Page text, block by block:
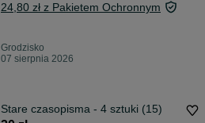
24,80 zł z Pakietem Ochronnym
Grodzisko
07 sierpnia 2026
Stare czasopisma - 4 sztuki (15)